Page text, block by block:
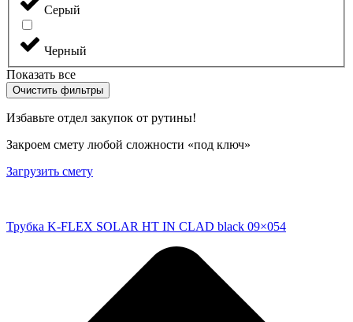
Серый
Черный
Показать все
Очистить фильтры
Избавьте отдел закупок от рутины!
Закроем смету любой сложности «под ключ»
Загрузить смету
Трубка K-FLEX SOLAR HT IN CLAD black 09×054